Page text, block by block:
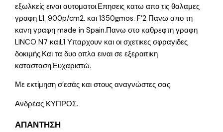
εξωλκείς ειναι αυτοματοι.Επησεις κατω απο τις θαλαμες
γραφη L1. 900p/cm2. και 1350gmos. F’2 Πανω απο τη
κανη γραφη made in Spain.Πανω στο καθρεφτη γραφη
LINCO N7 καιL1 Υπαρχουν και οι σχετικες σφραγιδες
δοκιμής.Και τα δυο οπλα ειναι σε εξεραιτικη
κατασταση.Ευχαριστώ.
Με εκτίμηση σ’εσάς και στους αναγνώστες σας.
Ανδρέας ΚΥΠΡΟΣ.
ΑΠΑΝΤΗΣΗ